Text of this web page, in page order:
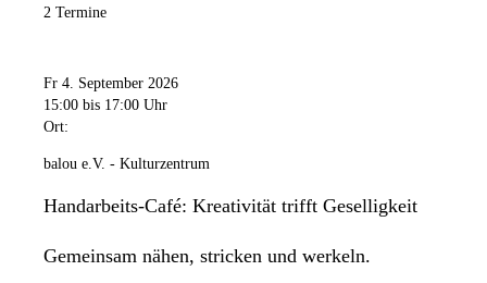
2 Termine
Fr 4. September 2026
15:00 bis 17:00 Uhr
Ort:
balou e.V. - Kulturzentrum
Handarbeits-Café: Kreativität trifft Geselligkeit
Gemeinsam nähen, stricken und werkeln.